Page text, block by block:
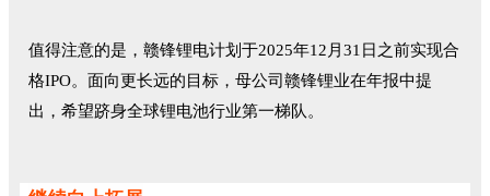
值得注意的是，赣锋锂电计划于2025年12月31日之前实现合
格IPO。面向更长远的目标，母公司赣锋锂业在年报中提
出，希望跻身全球锂电池行业第一梯队。